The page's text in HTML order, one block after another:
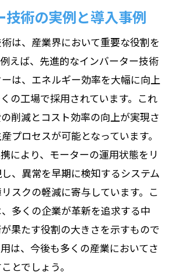
技術の実例と導入事例
は、産業界において重要な役割を
えば、先進的なインバーター技術
は、エネルギー効率を大幅に向上
の工場で採用されています。これ
削減とコスト効率の向上が実現さ
プロセスが可能となっています。
により、モーターの運用状態をリ
、異常を早期に検知するシステム
スクの軽減に寄与しています。こ
多くの企業が革新を追求する中
果たす役割の大きさを示すもので
は、今後も多くの産業においてさ
とでしょう。